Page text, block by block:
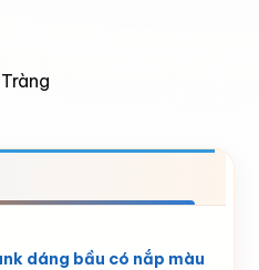
dáng bầu có nắp màu